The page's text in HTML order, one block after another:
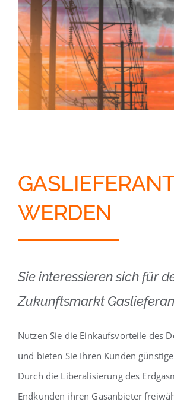
WERDEN
Sie interessieren sich für
Zukunftsmarkt
Nutzen Sie die Einkaufsvorteile des
und bieten Sie Ihren Kunden
Durch die Liberalisierung des
Endkunden ihren Gasanbieter